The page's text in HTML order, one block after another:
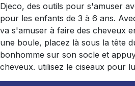
Djeco, des outils pour s'amuser
pour les enfants de 3 à 6 ans.
va s'amuser à faire des cheveux
une boule, placez là sous la tête
bonhomme sur son socle et
cheveux. utilisez le ciseaux pour